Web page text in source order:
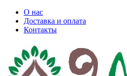
О нас
Доставка и оплата
Контакты